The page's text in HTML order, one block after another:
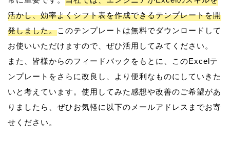
活かし、効率よくシフト表を作成できるテンプレートを開
発しました。このテンプレートは無料でダウンロードして
お使いいただけますので、ぜひ活用してみてください。
また、皆様からのフィードバックをもとに、このExcelテ
ンプレートをさらに改良し、より便利なものにしていきた
いと考えています。使用してみた感想や改善のご希望があ
りましたら、ぜひお気軽に以下のメールアドレスまでお寄
せください。